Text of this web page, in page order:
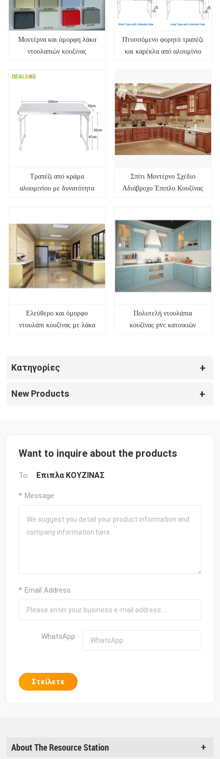
Μοντέρνα και όμορφη λάκα
ντουλαπιών κουζίνας
Πτυσσόμενο φορητό τραπέζι
και καρέκλα από αλουμίνιο
Τραπέζι από κράμα
αλουμινίου με δυνατότητα
Σπίτι Μοντέρνο Σχέδιο
Αδιάβροχο Έπιπλο Κουζίνας
Ελεύθερο και όμορφο
ντουλάπι κουζίνας με λάκα
Πολυτελή ντουλάπια
κουζίνας pvc κατοικιών
Κατηγορίες
New Products
Want to inquire about the products
To: Επιπλα ΚΟΥΖΙΝΑΣ
* Message
* Email Address
WhatsApp
Στείλετε
About The Resource Station